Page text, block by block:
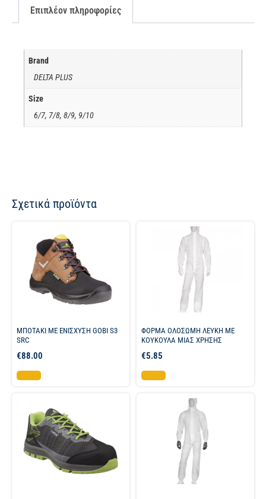
Επιπλέον πληροφορίες
Brand
DELTA PLUS
Size
6/7, 7/8, 8/9, 9/10
Σχετικά προϊόντα
ΜΠΟΤΑΚΙ ΜΕ ΕΝΙΣΧΥΣΗ GOBI S3
SRC
€88.00
Επιλογή
ΦΟΡΜΑ ΟΛΟΣΩΜΗ ΛΕΥΚΗ ΜΕ
ΚΟΥΚΟΥΛΑ ΜΙΑΣ ΧΡΗΣΗΣ
€5.85
Επιλογή